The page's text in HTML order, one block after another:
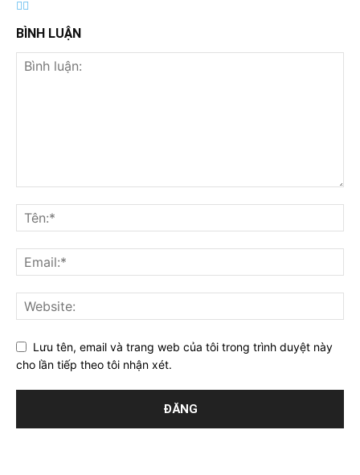
BÌNH LUẬN
Lưu tên, email và trang web của tôi trong trình duyệt này
cho lần tiếp theo tôi nhận xét.